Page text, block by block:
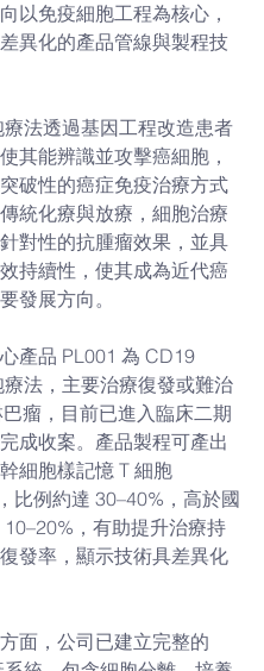
以免疫細胞工程為核心，
異化的產品管線與製程技
法透過基因工程改造患者
其能辨識並攻擊癌細胞，
破性的癌症免疫治療方式
統化療與放療，細胞治療
對性的抗腫瘤效果，並具
持續性，使其成為近代癌
發展方向。
產品 PL001 為 CD19
法，主要治療復發或難治
瘤，目前已進入臨床二期
成收案。產品製程可產出
細胞樣記憶 T 細胞
比例約達 30–40%，高於國
，有助提升治療持
發率，顯示技術具差異化
面，公司已建立完整的